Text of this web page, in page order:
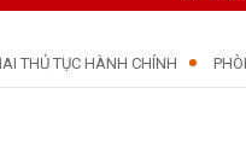
THỦ TỤC HÀNH CHÍNH